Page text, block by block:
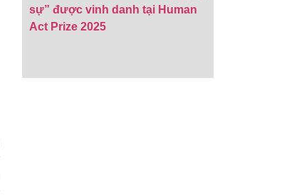
sự” được vinh danh tại Human
Act Prize 2025